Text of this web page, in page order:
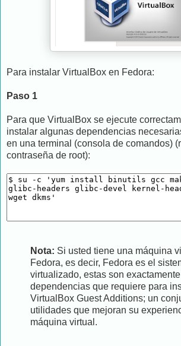
Para instalar VirtualBox en Fedora:
Paso 1
Para que VirtualBox se ejecute
instalar algunas dependencias
en una terminal (consola de comandos)
contraseña de root):
Nota: Si usted tiene una máquina
Fedora, es decir, Fedora es el
virtualizado, estas son
dependencias que requiere para
VirtualBox Guest Additions; un
utilidades que mejoran su
máquina virtual.